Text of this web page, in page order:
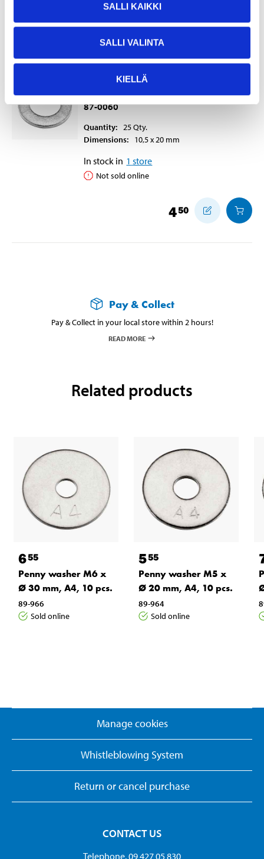
SALLI KAIKKI
SALLI VALINTA
KIELLÄ
990
WASHER HOT GALV. 10.5X20
25PCS
87-0060
Quantity: 25Qty.
Dimensions: 10,5 x 20 mm
In stock in 1 store
Not sold online
450
Pay & Collect
Pay & Collect in your local store within 2 hours!
READ MORE
Related products
655
Penny washer M6 x
Ø 30 mm, A4, 10 pcs.
89-966
Sold online
555
Penny washer M5 x
Ø 20 mm, A4, 10 pcs.
89-964
Sold online
Manage cookies
Whistleblowing System
Return or cancel purchase
CONTACT US
Telephone. 09 427 05 830